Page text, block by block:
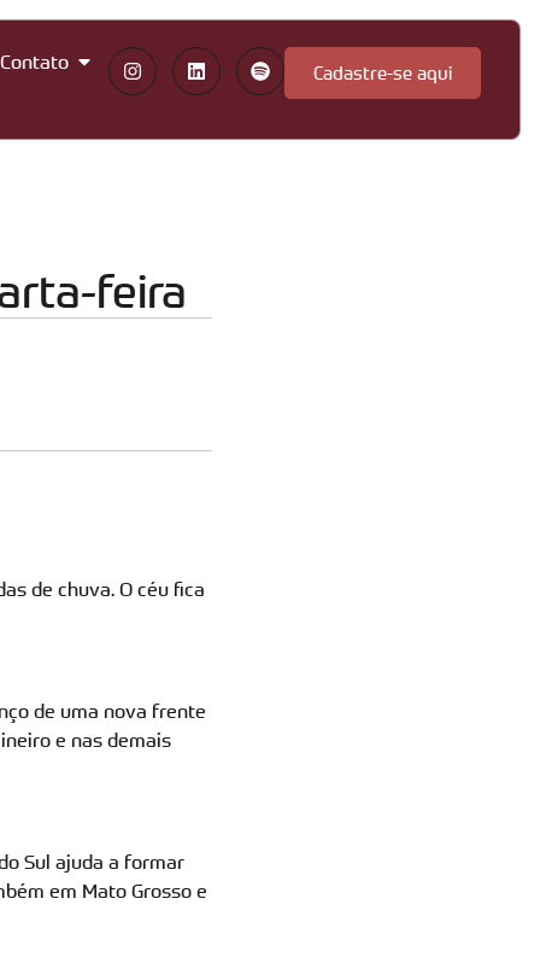
Contato Cadastre-se aqui
feira
de chuva. O céu fica
de uma nova frente
e nas demais
Sul ajuda a formar
em Mato Grosso e